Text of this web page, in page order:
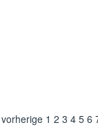
vorherige 1 2 3 4 5 6